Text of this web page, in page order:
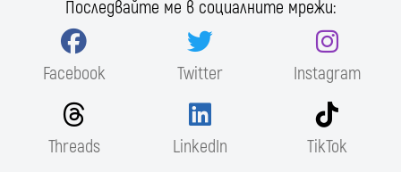
Последвайте ме в социалните мрежи:
Facebook Twitter Instagram
Threads LinkedIn TikTok